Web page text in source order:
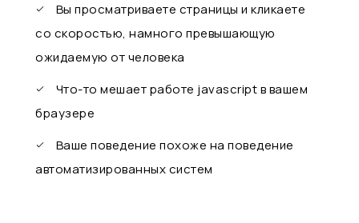
Вы просматриваете страницы и кликаете
со скоростью, намного превышающую
ожидаемую от человека
Что-то мешает работе javascript в вашем
браузере
Ваше поведение похоже на поведение
автоматизированных систем